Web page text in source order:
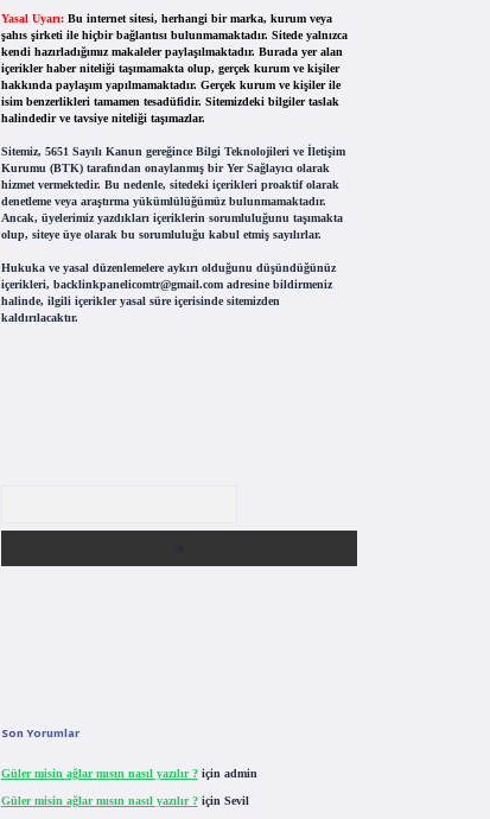
Yasal Uyarı: Bu internet sitesi, herhangi bir marka, kurum veya
şahıs şirketi ile hiçbir bağlantısı bulunmamaktadır. Sitede yalnızca
kendi hazırladığımız makaleler paylaşılmaktadır. Burada yer alan
içerikler haber niteliği taşımamakta olup, gerçek kurum ve kişiler
hakkında paylaşım yapılmamaktadır. Gerçek kurum ve kişiler ile
isim benzerlikleri tamamen tesadüfidir. Sitemizdeki bilgiler taslak
halindedir ve tavsiye niteliği taşımazlar.
Sitemiz, 5651 Sayılı Kanun gereğince Bilgi Teknolojileri ve İletişim
Kurumu (BTK) tarafından onaylanmış bir Yer Sağlayıcı olarak
hizmet vermektedir. Bu nedenle, sitedeki içerikleri proaktif olarak
denetleme veya araştırma yükümlülüğümüz bulunmamaktadır.
Ancak, üyelerimiz yazdıkları içeriklerin sorumluluğunu taşımakta
olup, siteye üye olarak bu sorumluluğu kabul etmiş sayılırlar.
Hukuka ve yasal düzenlemelere aykırı olduğunu düşündüğünüz
içerikleri, backlinkpanelicomtr@gmail.comadresine bildirmeniz
halinde, ilgili içerikler yasal süre içerisinde sitemizden
kaldırılacaktır.
Son Yorumlar
Güler misin ağlar mısın nasıl yazılır ?için admin
Güler misin ağlar mısın nasıl yazılır ?için Sevil